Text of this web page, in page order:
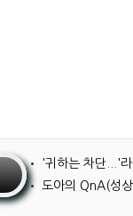
• '귀하는 차단...'
• 도아의 QnA(성